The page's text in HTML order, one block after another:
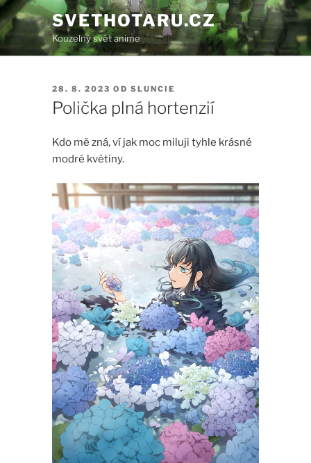
Přejít
k
obsahu
webu
SVETHOTARU.CZ
Kouzelný svět anime
PUBLIKOVÁNO
28. 8. 2023 OD SLUNCIE
Polička plná hortenzií
Kdo mě zná, ví jak moc miluji tyhle krásné
modré květiny.